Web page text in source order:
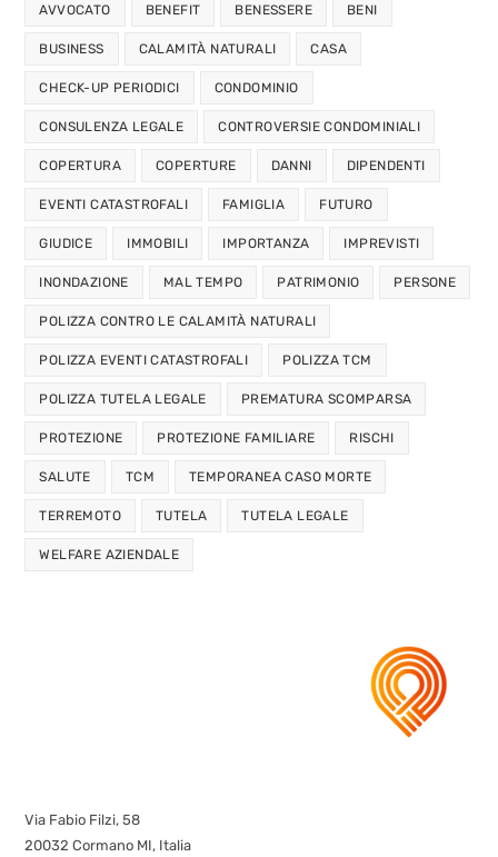
AVVOCATO BENEFIT BENESSERE BENI
BUSINESS CALAMITÀ NATURALI CASA
CHECK-UP PERIODICI CONDOMINIO
CONSULENZA LEGALE CONTROVERSIE CONDOMINIALI
COPERTURA COPERTURE DANNI DIPENDENTI
EVENTI CATASTROFALI FAMIGLIA FUTURO
GIUDICE IMMOBILI IMPORTANZA IMPREVISTI
INONDAZIONE MAL TEMPO PATRIMONIO PERSONE
POLIZZA CONTRO LE CALAMITÀ NATURALI
POLIZZA EVENTI CATASTROFALI POLIZZA TCM
POLIZZA TUTELA LEGALE PREMATURA SCOMPARSA
PROTEZIONE PROTEZIONE FAMILIARE RISCHI
SALUTE TCM TEMPORANEA CASO MORTE
TERREMOTO TUTELA TUTELA LEGALE
WELFARE AZIENDALE
Via Fabio Filzi, 58
20032 Cormano MI, Italia